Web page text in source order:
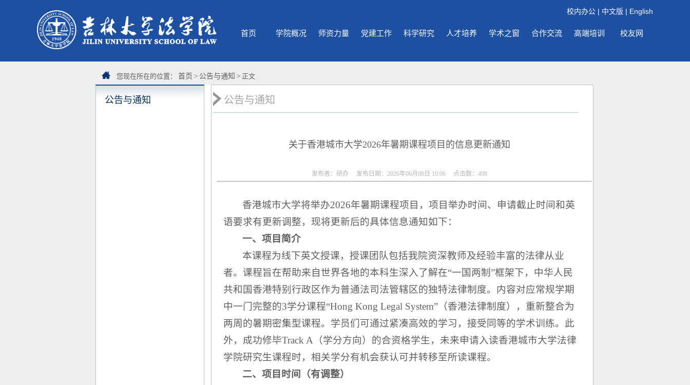
校内办公 | 中文版 | English
首页 学院概况 师资力量 党建工作 科学研究 人才培养 学术之窗 合作交流 高端培训 校友网
您现在所在的位置： 首页 > 公告与通知 > 正文
公告与通知 公告与通知
关于香港城市大学2026年暑期课程项目的信息更新通知
发布者：研办 发布日期：2026年06月08日 10:06 点击数： 498
香港城市大学将举办2026年暑期课程项目，项目举办时间、申请截止时间和英
语要求有更新调整，现将更新后的具体信息通知如下：
一、项目简介
本课程为线下英文授课，授课团队包括我院资深教师及经验丰富的法律从业
者。课程旨在帮助来自世界各地的本科生深入了解在“一国两制”框架下，中华人民
共和国香港特别行政区作为普通法司法管辖区的独特法律制度。内容对应常规学期
中一门完整的3学分课程“Hong Kong Legal System”（香港法律制度），重新整合为
两周的暑期密集型课程。学员们可通过紧凑高效的学习，接受同等的学术训练。此
外，成功修毕Track A（学分方向）的合资格学生，未来申请入读香港城市大学法律
学院研究生课程时，相关学分有机会获认可并转移至所读课程。
二、项目时间（有调整）